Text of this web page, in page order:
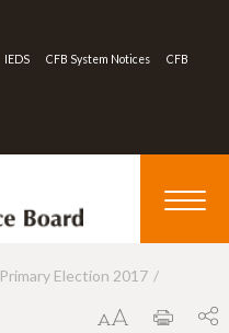
IEDS CFB System Notices CFB
Primary Election 2017